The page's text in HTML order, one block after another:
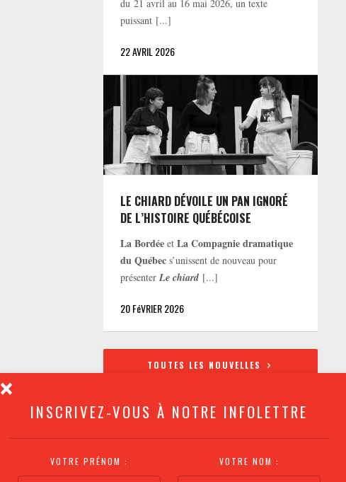
INSCRIVEZ-VOUS À NOTRE INFOLETTRE
VOTRE PRÉNOM : VOTRE NOM :
du 21 avril au 16 mai 2026, un texte
puissant [...]
22 AVRIL 2026
LE CHIARD DÉVOILE UN PAN IGNORÉ
DE L’HISTOIRE QUÉBÉCOISE
La Bordée etLa Compagnie dramatique
du Québec s’unissent de nouveau pour
présenterLe chiard [...]
20 FéVRIER 2026
TOUTES LES NOUVELLES